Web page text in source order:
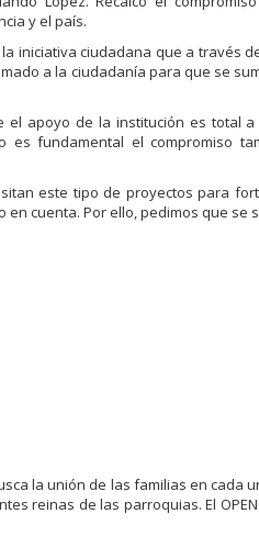
y el país.
iniciativa ciudadana que a través
a la ciudadanía para que se
apoyo de la institución es total a
es fundamental el compromiso
este tipo de proyectos para
cuenta. Por ello, pedimos que se
la unión de las familias en cada
de las parroquias. El OPEN